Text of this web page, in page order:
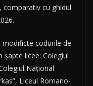
cu ghidul
modificte codurile de
licee: Colegiul
Naţional
Liceul Romano-